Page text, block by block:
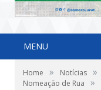
MENU
Home » Notícias »
Nomeação de Rua
»